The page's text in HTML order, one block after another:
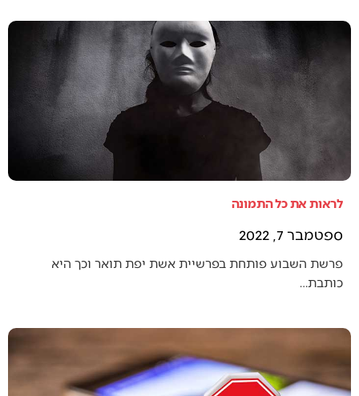
לראות את כל התמונה
ספטמבר 7, 2022
פרשת השבוע פותחת בפרשיית אשת יפת תואר וכך היא
כותבת…